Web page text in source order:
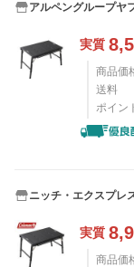
アルペングループヤ
実質
商品価
送料
ポイン
ニッチ・エクスプレ
実質
商品価